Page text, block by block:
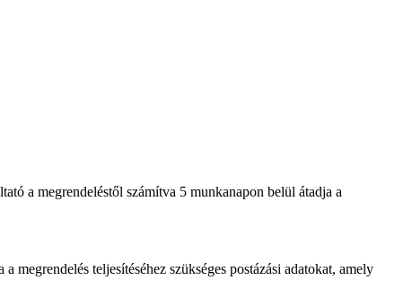
a megrendeléstől számítva 5 munkanapon belül átadja a
teljesítéséhez szükséges postázási adatokat, amely